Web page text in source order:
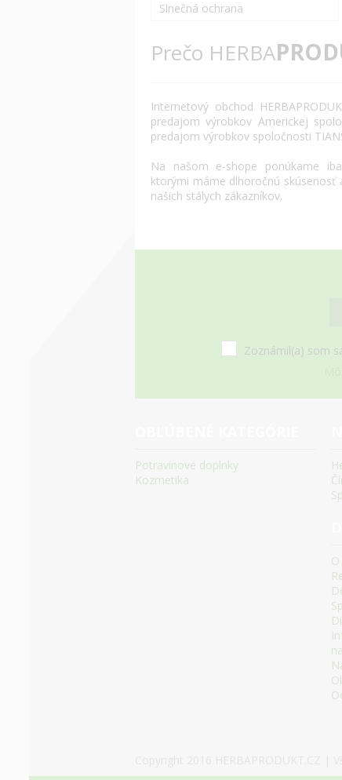
Slnečná ochrana
Prečo HERBA
Internetový obchod
predajom výrobkov Americkej
predajom výrobkov spoločnosti
Na našom e-shope ponúkame iba
ktorými máme dlhoročnú skúsenosť
našich stálych zákazníkov.
Zoznámil(a) som
Potravinové doplnky
Kozmetika